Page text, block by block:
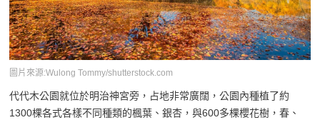
圖片來源:Wulong Tommy/shutterstock.com
代代木公園就位於明治神宮旁，占地非常廣闊，公園內種植了約
1300棵各式各樣不同種類的楓葉、銀杏，與600多棵櫻花樹，春、